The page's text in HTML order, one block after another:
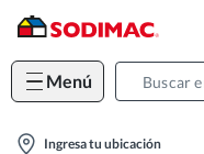
Menú
location-
Ingresa tu ubicación